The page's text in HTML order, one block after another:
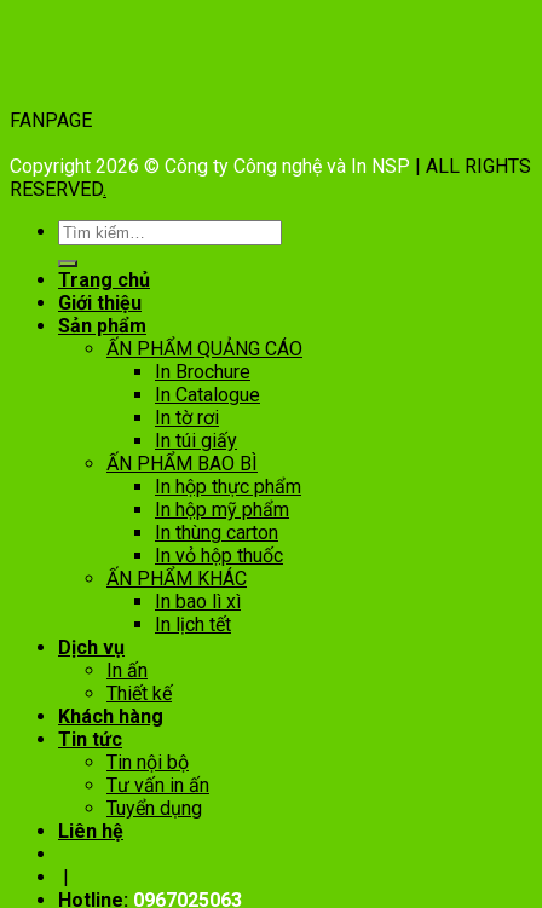
FANPAGE
Copyright 2026 © Công ty Công nghệ và In NSP | ALL RIGHTS
RESERVED.
Trang chủ
Giới thiệu
Sản phẩm
ẤN PHẨM QUẢNG CÁO
In Brochure
In Catalogue
In tờ rơi
In túi giấy
ẤN PHẨM BAO BÌ
In hộp thực phẩm
In hộp mỹ phẩm
In thùng carton
In vỏ hộp thuốc
ẤN PHẨM KHÁC
In bao lì xì
In lịch tết
Dịch vụ
In ấn
Thiết kế
Khách hàng
Tin tức
Tin nội bộ
Tư vấn in ấn
Tuyển dụng
Liên hệ
|
Hotline: 0967025063